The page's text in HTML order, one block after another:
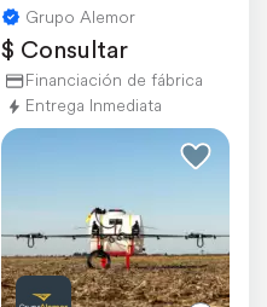
Grupo Alemor
$ Consultar
Financiación de fábrica
Entrega Inmediata